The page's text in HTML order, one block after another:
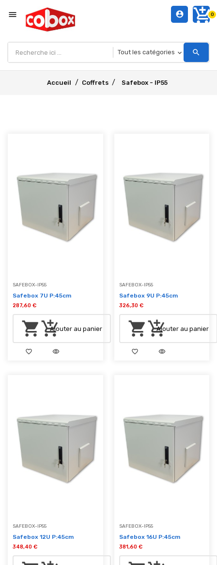
menu add_shopping_cart0
account_circle
search
Accueil Coffrets Safebox - IP55
SAFEBOX-IP55
Safebox 7U P:45cm
287,60 €
shopping_cartadd_shopping_cartAjouter au panier
favorite_border visibility
SAFEBOX-IP55
Safebox 9U P:45cm
326,30 €
shopping_cartadd_shopping_cartAjouter au panier
favorite_border visibility
SAFEBOX-IP55
Safebox 12U P:45cm
348,40 €
SAFEBOX-IP55
Safebox 16U P:45cm
381,60 €